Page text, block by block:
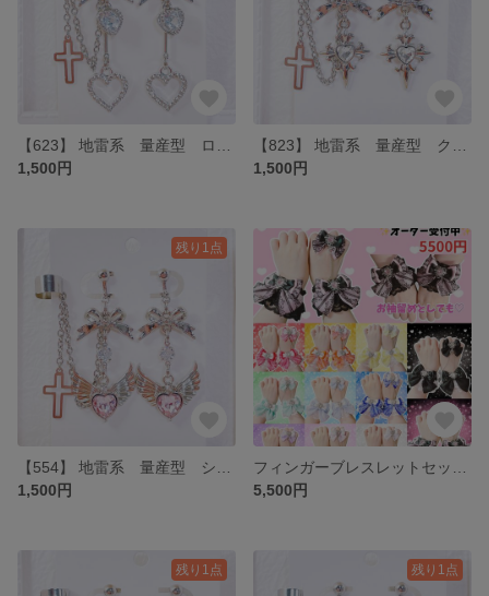
1,500円
1,500円
残り1点
1,500円
5,500円
残り1点 残り1点